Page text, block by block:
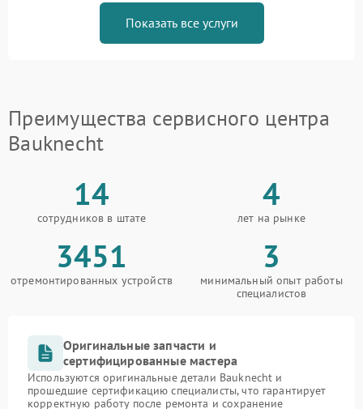
Показать все услуги
Преимущества сервисного центра
Bauknecht
14
сотрудников в штате
4
лет на рынке
3451
отремонтированных устройств
3
минимальный опыт работы
специалистов
Оригинальные запчасти и
сертифицированные мастера
Используются оригинальные детали Bauknecht и
прошедшие сертификацию специалисты, что гарантирует
корректную работу после ремонта и сохранение